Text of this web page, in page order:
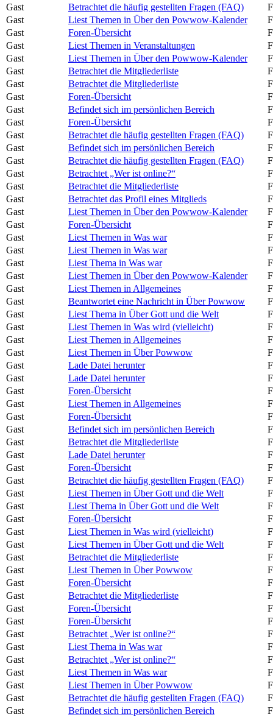
Gast Betrachtet die häufig gestellten Fragen (FAQ)
Gast
Liest Themen in Über den Powwow-Kalender
Gast
Foren-Übersicht
Gast
Liest Themen in Veranstaltungen
Gast
Liest Themen in Über den Powwow-Kalender
Gast
Betrachtet die Mitgliederliste
Gast
Betrachtet die Mitgliederliste
Gast
Foren-Übersicht
Gast
Befindet sich im persönlichen Bereich
Gast
Foren-Übersicht
Gast
Betrachtet die häufig gestellten Fragen (FAQ)
Gast
Befindet sich im persönlichen Bereich
Gast
Betrachtet die häufig gestellten Fragen (FAQ)
Gast
Betrachtet „Wer ist online?“
Gast
Betrachtet die Mitgliederliste
Gast
Betrachtet das Profil eines Mitglieds
Gast
Liest Themen in Über den Powwow-Kalender
Gast
Foren-Übersicht
Gast
Liest Themen in Was war
Gast
Liest Themen in Was war
Gast
Liest Thema in Was war
Gast
Liest Themen in Über den Powwow-Kalender
Gast
Liest Themen in Allgemeines
Gast
Beantwortet eine Nachricht in Über Powwow
Gast
Liest Thema in Über Gott und die Welt
Gast
Liest Themen in Was wird (vielleicht)
Gast
Liest Themen in Allgemeines
Gast
Liest Themen in Über Powwow
Gast
Lade Datei herunter
Gast
Lade Datei herunter
Gast
Foren-Übersicht
Gast
Liest Themen in Allgemeines
Gast
Foren-Übersicht
Gast
Befindet sich im persönlichen Bereich
Gast
Betrachtet die Mitgliederliste
Gast
Lade Datei herunter
Gast
Foren-Übersicht
Gast
Betrachtet die häufig gestellten Fragen (FAQ)
Gast
Liest Themen in Über Gott und die Welt
Gast
Liest Thema in Über Gott und die Welt
Gast
Foren-Übersicht
Gast
Liest Themen in Was wird (vielleicht)
Gast
Liest Themen in Über Gott und die Welt
Gast
Betrachtet die Mitgliederliste
Gast
Liest Themen in Über Powwow
Gast
Foren-Übersicht
Gast
Betrachtet die Mitgliederliste
Gast
Foren-Übersicht
Gast
Foren-Übersicht
Gast
Betrachtet „Wer ist online?“
Gast
Liest Thema in Was war
Gast
Betrachtet „Wer ist online?“
Gast
Liest Themen in Was war
Gast
Liest Themen in Über Powwow
Gast
Betrachtet die häufig gestellten Fragen (FAQ)
Gast
Befindet sich im persönlichen Bereich